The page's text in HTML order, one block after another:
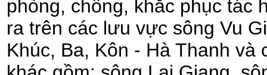
phòng, chống, khắc phục tác
ra trên các lưu vực sông Vu
Khúc, Ba, Kôn - Hà Thanh và